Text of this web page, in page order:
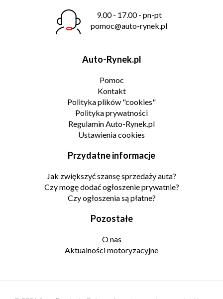
9.00 - 17.00 - pn-pt
pomoc@auto-rynek.pl
Auto-Rynek.pl
Pomoc
Kontakt
Polityka plików "cookies"
Polityka prywatności
Regulamin Auto-Rynek.pl
Ustawienia cookies
Przydatne informacje
Jak zwiększyć szansę sprzedaży auta?
Czy mogę dodać ogłoszenie prywatnie?
Czy ogłoszenia są płatne?
Pozostałe
O nas
Aktualności motoryzacyjne